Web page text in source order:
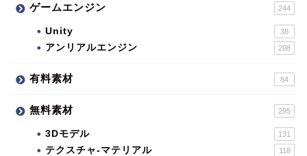
ゲームエンジン 244
Unity 38
アンリアルエンジン 208
有料素材 84
無料素材 295
3Dモデル 131
テクスチャ-マテリアル 118